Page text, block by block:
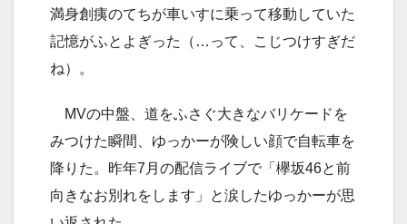
満身創痍のてちが車いすに乗って移動していた
記憶がふとよぎった（…って、こじつけすぎだ
ね）。
MVの中盤、道をふさぐ大きなバリケードを
みつけた瞬間、ゆっかーが険しい顔で自転車を
降りた。昨年7月の配信ライブで「欅坂46と前
向きなお別れをします」と涙したゆっかーが思